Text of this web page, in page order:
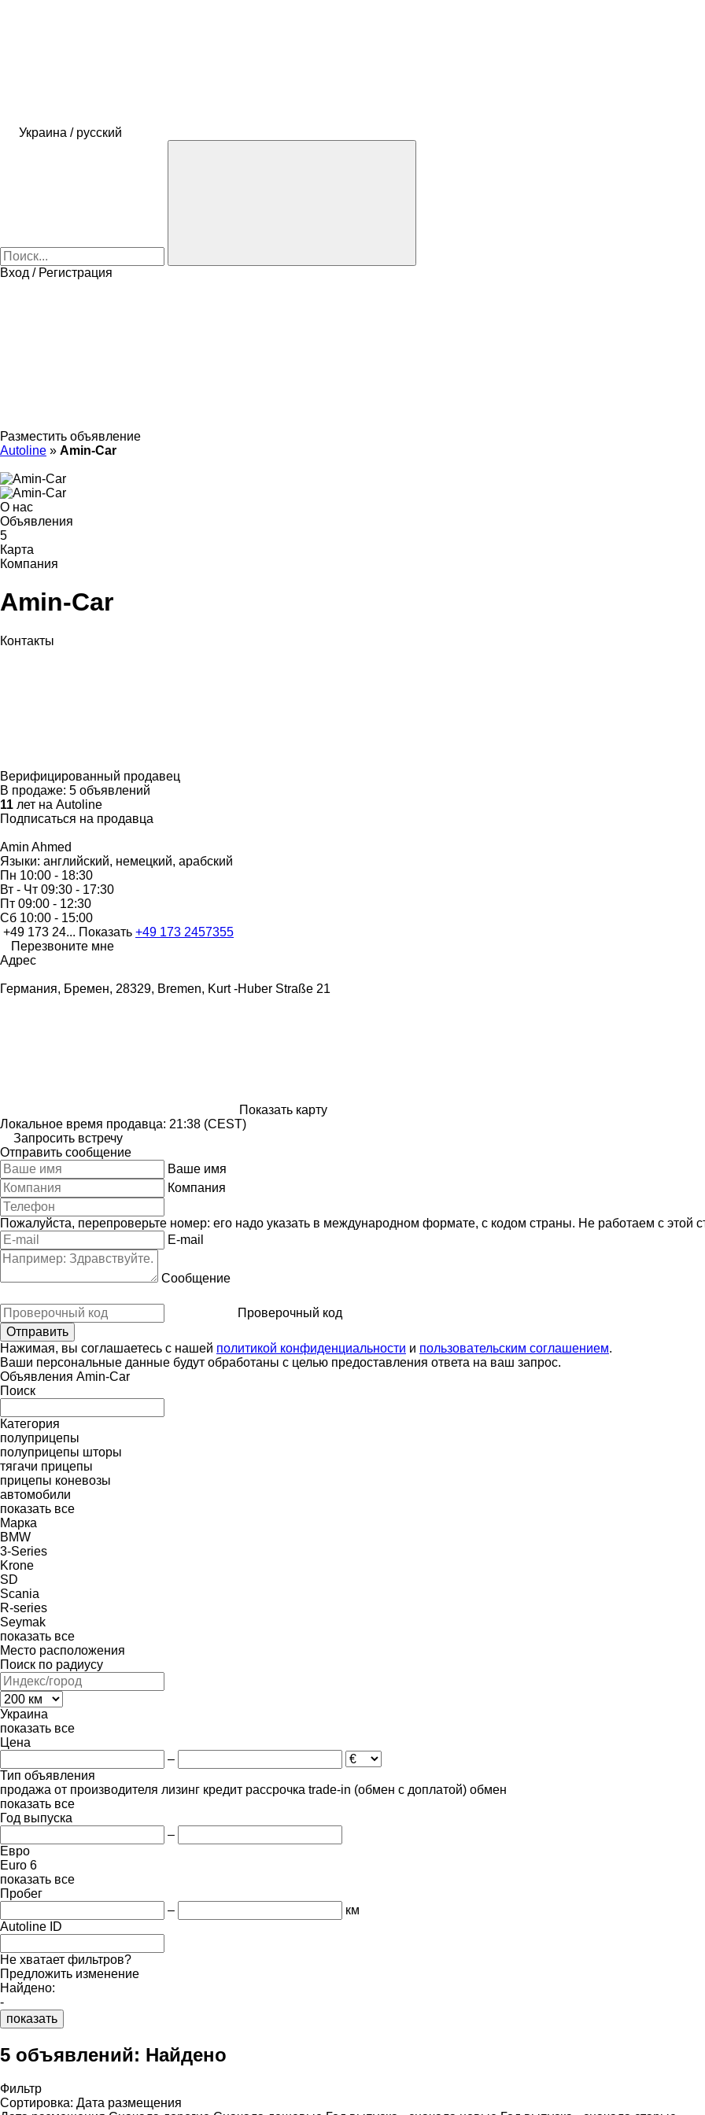
Украина / русский
Вход / Регистрация
Разместить объявление
Autoline » Amin-Car
О нас
Объявления
5
Карта
Компания
Amin-Car
Контакты
Верифицированный продавец
В продаже: 5 объявлений
11 лет на Autoline
Подписаться на продавца
Amin Ahmed
Языки: английский, немецкий, арабский
Пн 10:00 - 18:30
Вт - Чт 09:30 - 17:30
Пт 09:00 - 12:30
Сб 10:00 - 15:00
+49 173 24... Показать +49 173 2457355
Перезвоните мне
Адрес
Германия, Бремен, 28329, Bremen, Kurt -Huber Straße 21
Показать карту
Локальное время продавца: 21:38 (CEST)
Запросить встречу
Отправить сообщение
Ваше имя
Компания
Пожалуйста, перепроверьте номер: его надо указать в международном формате, с кодом страны. Не работаем с этой
E-mail
Сообщение
Проверочный код
Нажимая, вы соглашаетесь с нашей политикой конфиденциальности и пользовательским соглашением.
Ваши персональные данные будут обработаны с целью предоставления ответа на ваш запрос.
Объявления Amin-Car
Поиск
Категория
полуприцепы
полуприцепы шторы
тягачи прицепы
прицепы коневозы
автомобили
показать все
Марка
BMW
3-Series
Krone
SD
Scania
R-series
Seymak
показать все
Место расположения
Поиск по радиусу
Украина
показать все
Цена
–
Тип объявления
продажа от производителя лизинг кредит рассрочка trade-in (обмен с доплатой) обмен
показать все
Год выпуска
–
Евро
Euro 6
показать все
Пробег
–
км
Autoline ID
Не хватает фильтров?
Предложить изменение
Найдено:
-
показать
5 объявлений: Найдено
Фильтр
Сортировка: Дата размещения